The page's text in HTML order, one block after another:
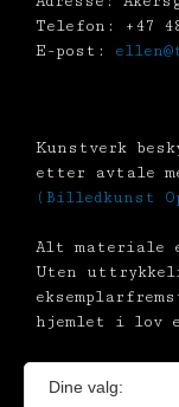
Telefon: +47
E-post:
Kunstverk
etter avtale
(Billedkunst
Alt materiale
Uten
hjemlet i lov
Dine valg: